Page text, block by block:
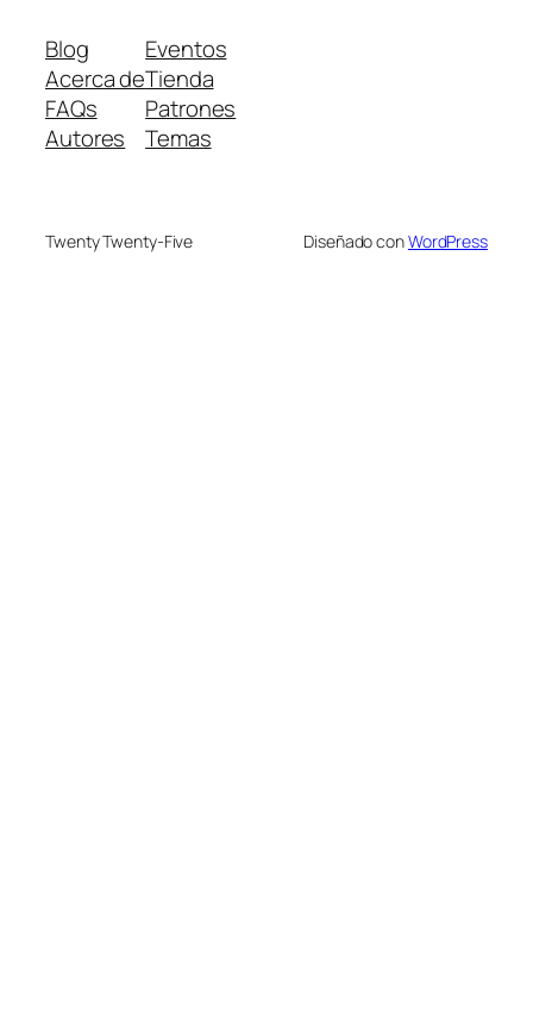
Blog
Acerca de
FAQs
Autores
Eventos
Tienda
Patrones
Temas
Twenty Twenty-Five Diseñado conWordPress